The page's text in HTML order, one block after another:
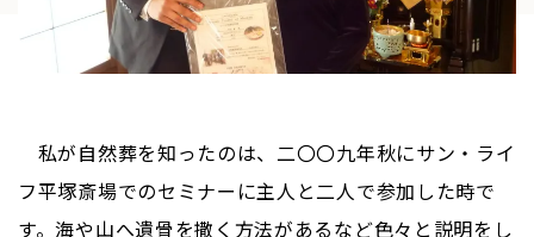
私が自然葬を知ったのは、二〇〇九年秋にサン・ライ
フ平塚斎場でのセミナーに主人と二人で参加した時で
す。海や山へ遺骨を撒く方法があるなど色々と説明をし